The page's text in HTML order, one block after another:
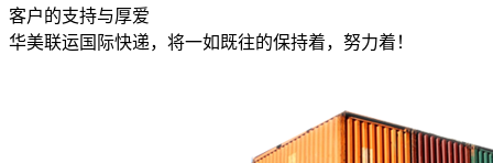
客户的支持与厚爱
华美联运国际快递，将一如既往的保持着，努力着！